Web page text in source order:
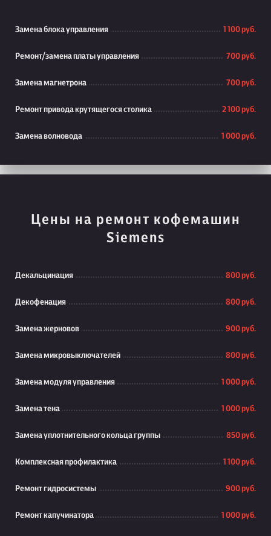
Замена блока управления 1 100 руб.
Ремонт/замена платы управления 700 руб.
Замена магнетрона 700 руб.
Ремонт привода крутящегося столика 2 100 руб.
Замена волновода 1 000 руб.
Цены на ремонт кофемашин
Siemens
Декальцинация 800 руб.
Декофенация 800 руб.
Замена жерновов 900 руб.
Замена микровыключателей 800 руб.
Замена модуля управления 1 000 руб.
Замена тена 1 000 руб.
Замена уплотнительного кольца группы 850 руб.
Комплексная профилактика 1 100 руб.
Ремонт гидросистемы 900 руб.
Ремонт капучинатора 1 000 руб.